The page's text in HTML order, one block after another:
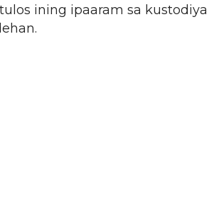
ining ipaaram sa kustodiya